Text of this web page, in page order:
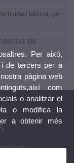
laboral, per
DE
Per això,
i de tercers per a
pàgina web
com
o analitzar el
o modifica la
a obtenir més